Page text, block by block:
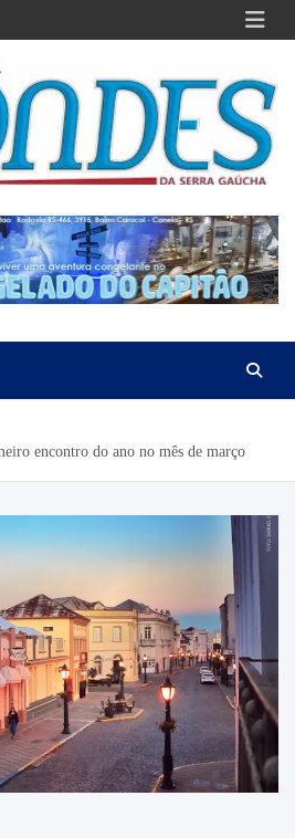
da Serra Gaúcha
encontro do ano no mês de março